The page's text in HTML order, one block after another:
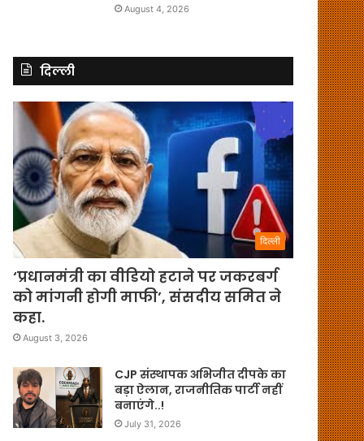
August 4, 2026
दिल्ली
दिल्ली
‘प्रधानमंत्री का वीडियो हटाने पर जकरबर्ग
को मांगनी होगी माफी’, संसदीय समित ने
कहा.
August 3, 2026
CJP संस्थापक अभिजीत दीपके का
बड़ा ऐलान, राजनीतिक पार्टी नहीं
बनाएंगे..!
July 31, 2026